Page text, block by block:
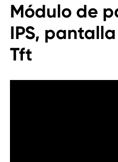
Módulo de
IPS,
Tft